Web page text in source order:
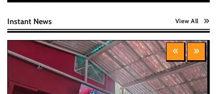
Instant News View All